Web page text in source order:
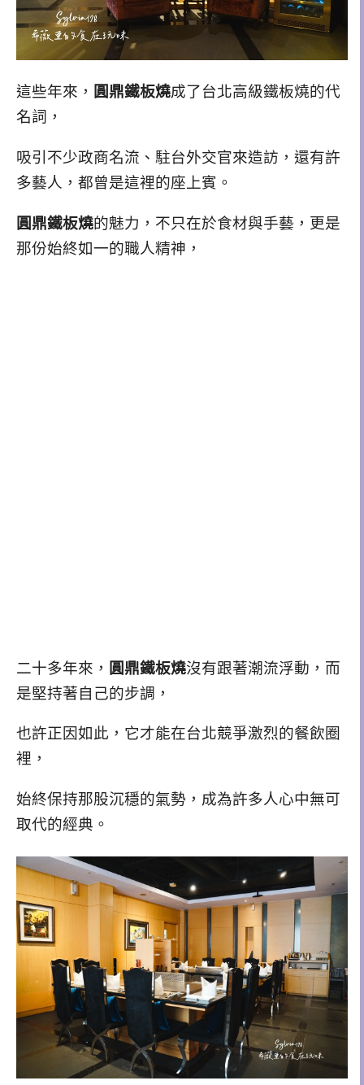
這些年來， 圓鼎鐵板燒成了台北高級鐵板燒的代
名詞，
吸引不少政商名流 、駐台外交官來造訪，還有許
多藝人，都曾是這裡的座上賓。
圓鼎鐵板燒的魅力，不只在於食材與手藝，更是
那份始終如一的職人精神，
二十多年來， 圓鼎鐵板燒沒有跟著潮流浮動，而
是堅持著自己的步調，
也許正因如此，它才能在台北競爭激烈的餐飲圈
裡，
始終保持那股沉穩的氣勢，成為許多人心中無可
取代的經典。